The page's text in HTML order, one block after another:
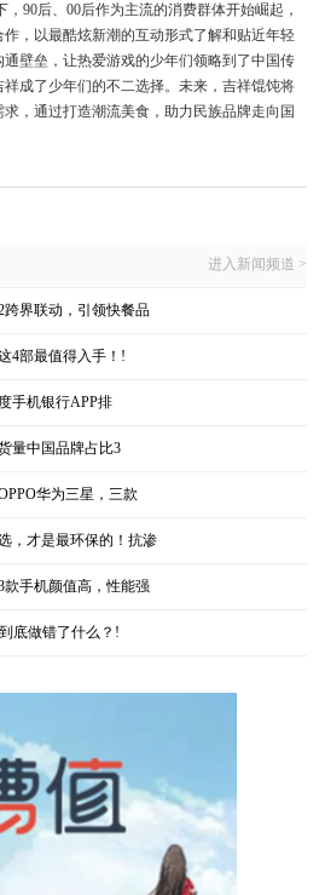
90后、00后作为主流的消费群体开始崛起，
，以最酷炫新潮的互动形式了解和贴近年轻
壁垒，让热爱游戏的少年们领略到了中国传
成了少年们的不二选择。未来，吉祥馄饨将
，通过打造潮流美食，助力民族品牌走向国
进入新闻频道 >
界联动，引领快餐品
4部最值得入手！!
手机银行APP排
量中国品牌占比3
华为三星，三款
，才是最环保的！抗渗
手机颜值高，性能强
底做错了什么？!